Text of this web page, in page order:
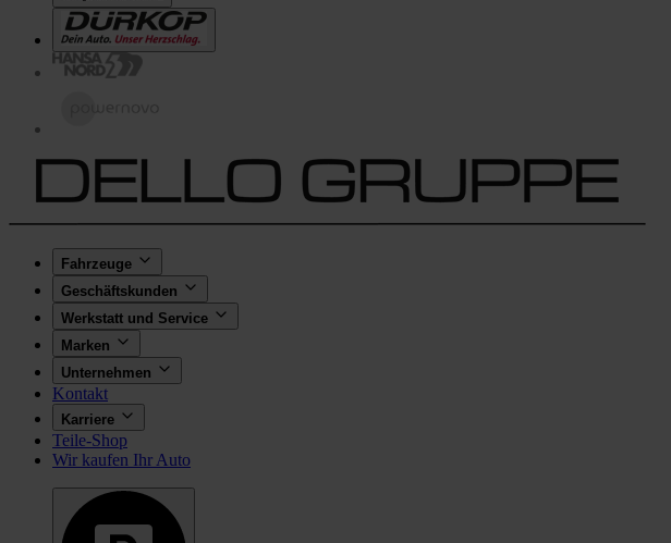
Fahrzeuge
Geschäftskunden
Werkstatt und Service
Marken
Unternehmen
Kontakt
Karriere
Teile-Shop
Wir kaufen Ihr Auto